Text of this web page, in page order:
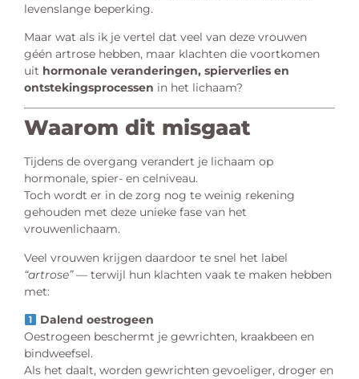
levenslange beperking.
Maar wat als ik je vertel dat veel van deze vrouwen
géén artrose hebben, maar klachten die voortkomen
uit hormonale veranderingen, spierverlies en
ontstekingsprocessen in het lichaam?
Waarom dit misgaat
Tijdens de overgang verandert je lichaam op
hormonale, spier- en celniveau.
Toch wordt er in de zorg nog te weinig rekening
gehouden met deze unieke fase van het
vrouwenlichaam.
Veel vrouwen krijgen daardoor te snel het label
“artrose”— terwijl hun klachten vaak te maken hebben
met:
Dalend oestrogeen
Oestrogeen beschermt je gewrichten, kraakbeen en
bindweefsel.
Als het daalt, worden gewrichten gevoeliger, droger en